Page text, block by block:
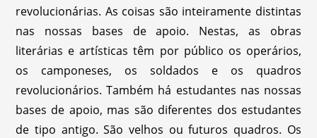
revolucionárias. As coisas são inteiramente distintas
nas nossas bases de apoio. Nestas, as obras
literárias e artísticas têm por público os operários,
os camponeses, os soldados e os quadros
revolucionários. Também há estudantes nas nossas
bases de apoio, mas são diferentes dos estudantes
de tipo antigo. São velhos ou futuros quadros. Os